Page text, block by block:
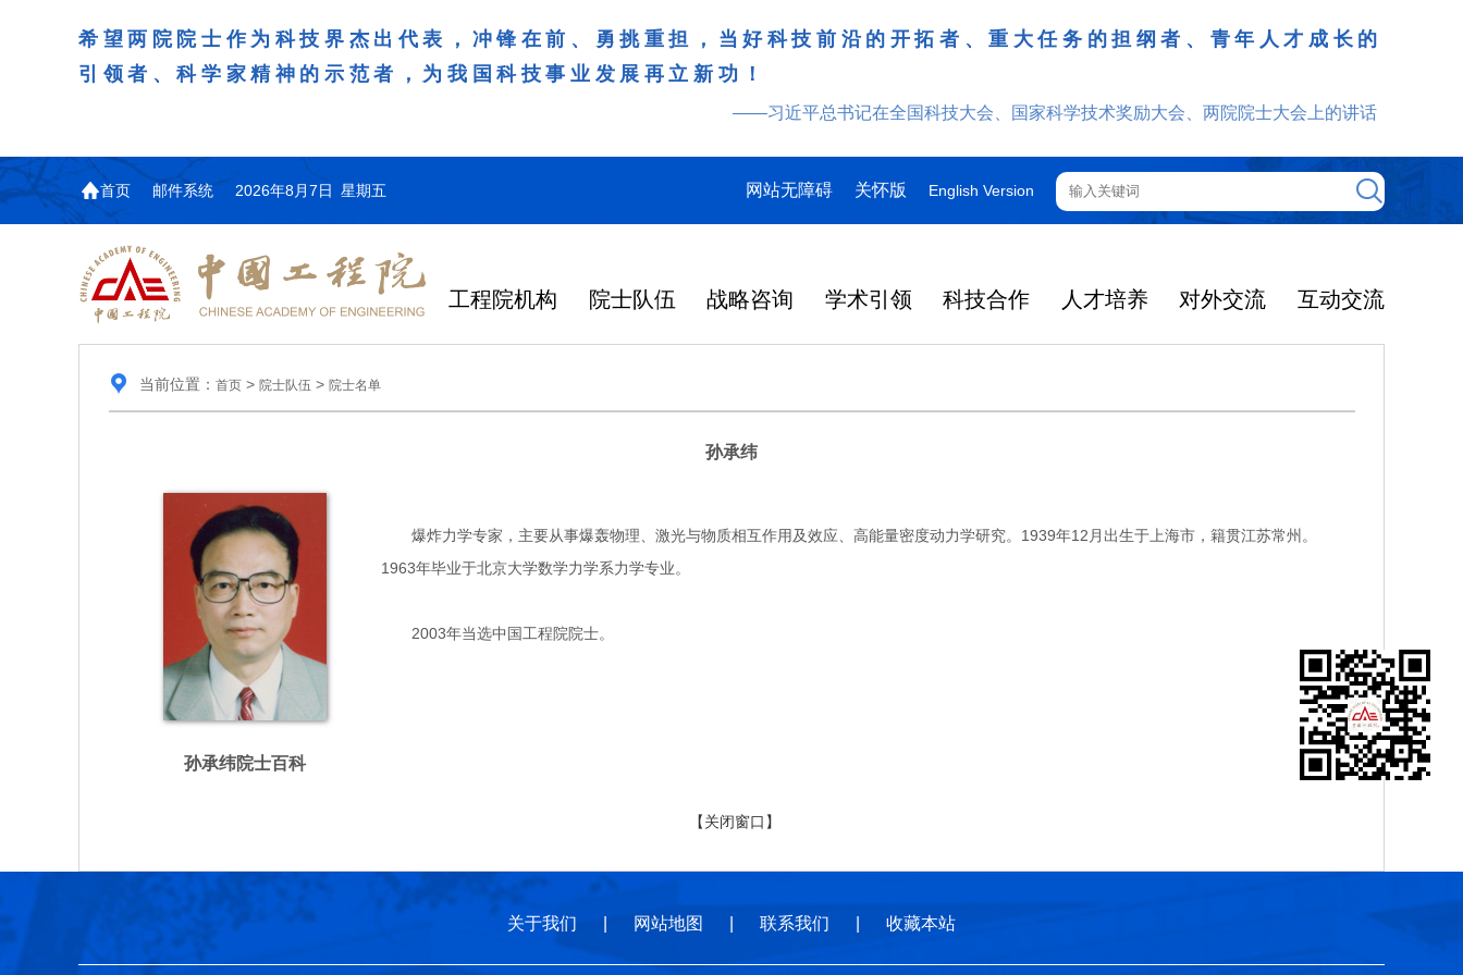
希望两院院士作为科技界杰出代表，冲锋在前、勇挑重担，当好科技前沿的开拓者、重大任务的担纲者、青年人才成长的
引领者、科学家精神的示范者，为我国科技事业发展再立新功！
——习近平总书记在全国科技大会、国家科学技术奖励大会、两院院士大会上的讲话
首页 邮件系统 2026年8月7日 星期五 网站无障碍 关怀版 English Version
工程院机构 院士队伍 战略咨询 学术引领 科技合作 人才培养 对外交流 互动交流
当前位置： 首页> 院士队伍 > 院士名单
孙承纬
孙承纬院士百科
爆炸力学专家，主要从事爆轰物理、激光与物质相互作用及效应、高能量密度动力学研究。1939年12月出生于上海市，籍贯江苏常州。
1963年毕业于北京大学数学力学系力学专业。
2003年当选中国工程院院士。
【关闭窗口】
关于我们 网站地图 联系我们 收藏本站